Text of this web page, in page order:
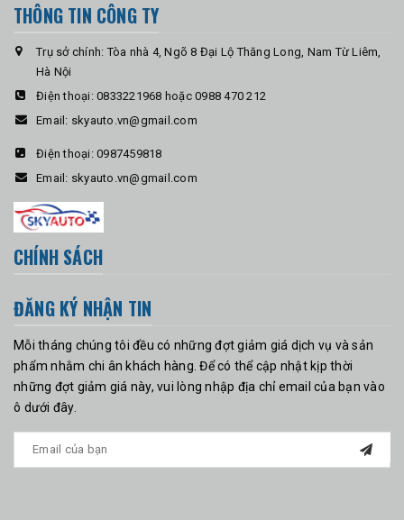
THÔNG TIN CÔNG TY
Trụ sở chính: Tòa nhà 4, Ngõ 8 Đại Lộ Thăng Long, Nam Từ Liêm,
Hà Nội
Điện thoại: 0833221968 hoặc 0988 470 212
Email: skyauto.vn@gmail.com
Điện thoại: 0987459818
Email: skyauto.vn@gmail.com
CHÍNH SÁCH
ĐĂNG KÝ NHẬN TIN
Mỗi tháng chúng tôi đều có những đợt giảm giá dịch vụ và sản
phẩm nhằm chi ân khách hàng. Để có thể cập nhật kịp thời
những đợt giảm giá này, vui lòng nhập địa chỉ email của bạn vào
ô dưới đây.